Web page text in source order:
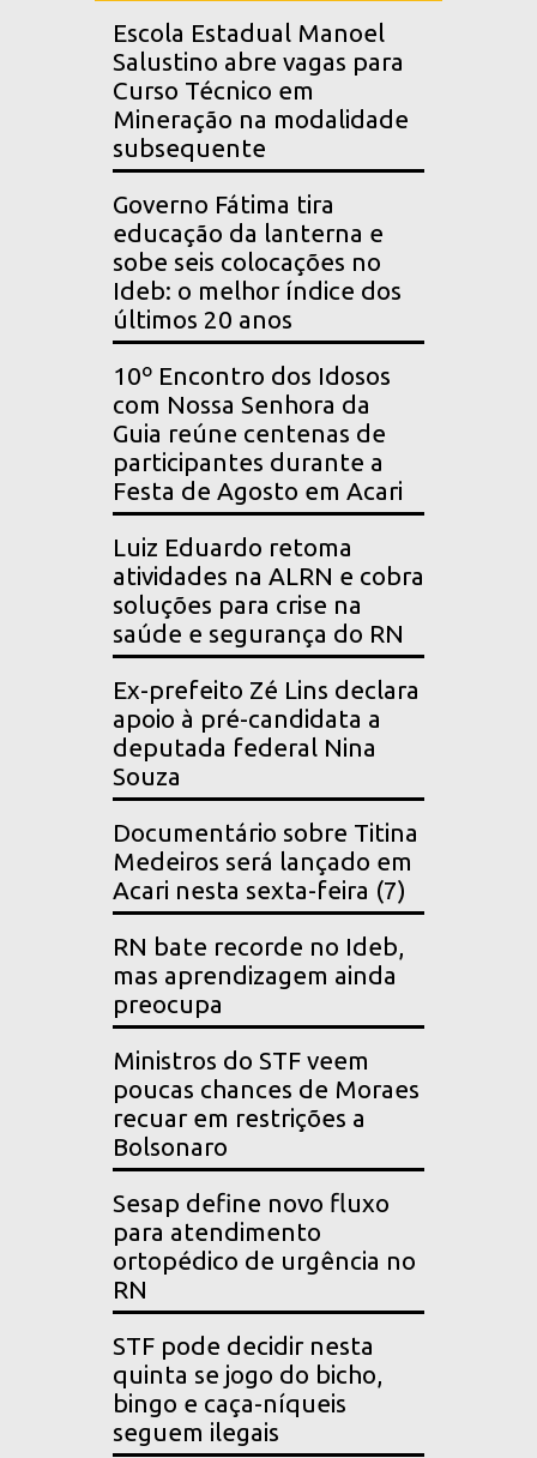
Escola Estadual Manoel
Salustino abre vagas para
Curso Técnico em
Mineração na modalidade
subsequente
Governo Fátima tira
educação da lanterna e
sobe seis colocações no
Ideb: o melhor índice dos
últimos 20 anos
10º Encontro dos Idosos
com Nossa Senhora da
Guia reúne centenas de
participantes durante a
Festa de Agosto em Acari
Luiz Eduardo retoma
atividades na ALRN e cobra
soluções para crise na
saúde e segurança do RN
Ex-prefeito Zé Lins declara
apoio à pré-candidata a
deputada federal Nina
Souza
Documentário sobre Titina
Medeiros será lançado em
Acari nesta sexta-feira (7)
RN bate recorde no Ideb,
mas aprendizagem ainda
preocupa
Ministros do STF veem
poucas chances de Moraes
recuar em restrições a
Bolsonaro
Sesap define novo fluxo
para atendimento
ortopédico de urgência no
RN
STF pode decidir nesta
quinta se jogo do bicho,
bingo e caça-níqueis
seguem ilegais